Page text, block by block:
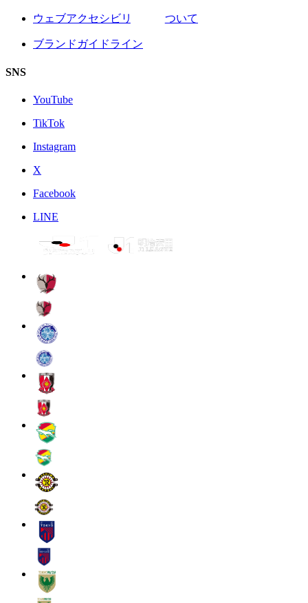
ウェブアクセシビリティについて
ブランドガイドライン
SNS
YouTube
TikTok
Instagram
X
Facebook
LINE